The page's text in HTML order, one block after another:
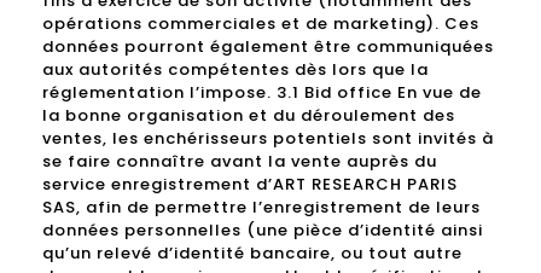
opérations commerciales et de marketing). Ces
données pourront également être communiquées
aux autorités compétentes dès lors que la
réglementation l’impose. 3.1 Bid office En vue de
la bonne organisation et du déroulement des
ventes, les enchérisseurs potentiels sont invités à
se faire connaître avant la vente auprès du
service enregistrement d’ART RESEARCH PARIS
SAS, afin de permettre l’enregistrement de leurs
données personnelles (une pièce d’identité ainsi
qu’un relevé d’identité bancaire, ou tout autre